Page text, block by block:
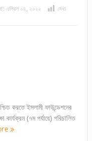
এপ্রিল ০৪, ২০২২
দেখা
করতে ইসলামী ফাউন্ডেশনের
(৭ম পর্যায়ে) পরিচালিত